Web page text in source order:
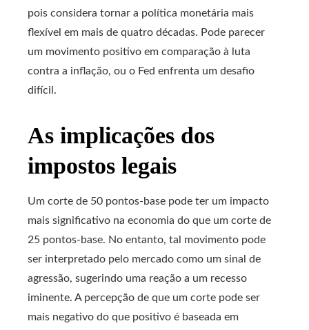
pois considera tornar a política monetária mais
flexível em mais de quatro décadas. Pode parecer
um movimento positivo em comparação à luta
contra a inflação, ou o Fed enfrenta um desafio
difícil.
As implicações dos
impostos legais
Um corte de 50 pontos-base pode ter um impacto
mais significativo na economia do que um corte de
25 pontos-base. No entanto, tal movimento pode
ser interpretado pelo mercado como um sinal de
agressão, sugerindo uma reação a um recesso
iminente. A percepção de que um corte pode ser
mais negativo do que positivo é baseada em